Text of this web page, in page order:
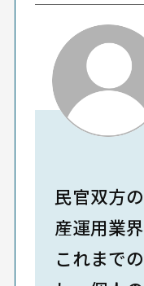
民官双方
産運用業
これまで